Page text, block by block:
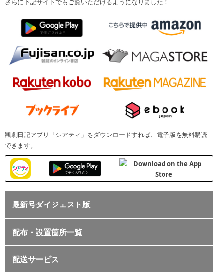
さらに下記サイトでもご覧いただけるようになりました！
観劇日記アプリ「シアティ」をダウンロードすれば、電子版を無料購読
できます。
最新号ダイジェスト版
配布・設置箇所一覧
配送サービス